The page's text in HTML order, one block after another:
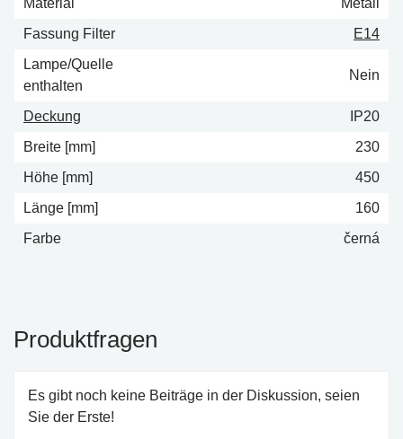
Material
Metall
Fassung Filter
E14
Lampe/Quelle
enthalten
Nein
Deckung
IP20
Breite [mm]
230
Höhe [mm]
450
Länge [mm]
160
Farbe
černá
Produktfragen
Es gibt noch keine Beiträge in der Diskussion, seien
Sie der Erste!